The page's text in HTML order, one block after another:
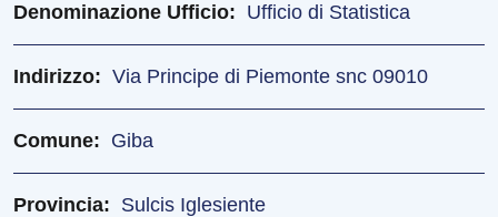
Denominazione Ufficio Ufficio di Statistica
Indirizzo Via Principe di Piemonte snc 09010
Comune Giba
Provincia Sulcis Iglesiente